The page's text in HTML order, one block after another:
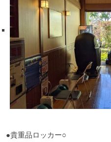
●貴重品ロッカー○